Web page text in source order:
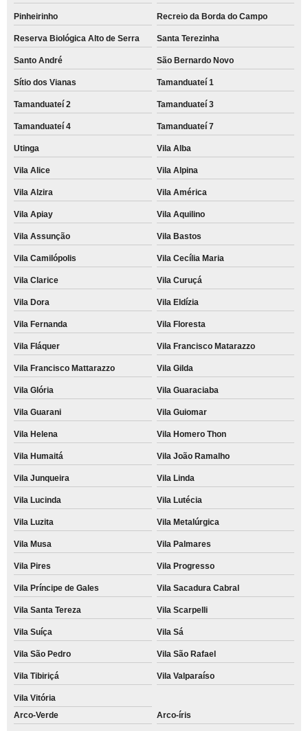
Pinheirinho Recreio da Borda do Campo
Reserva Biológica Alto de Serra Santa Terezinha
Santo André São Bernardo Novo
Sítio dos Vianas Tamanduateí 1
Tamanduateí 2 Tamanduateí 3
Tamanduateí 4 Tamanduateí 7
Utinga Vila Alba
Vila Alice Vila Alpina
Vila Alzira Vila América
Vila Apiay Vila Aquilino
Vila Assunção Vila Bastos
Vila Camilópolis Vila Cecília Maria
Vila Clarice Vila Curuçá
Vila Dora Vila Eldízia
Vila Fernanda Vila Floresta
Vila Fláquer Vila Francisco Matarazzo
Vila Francisco Mattarazzo Vila Gilda
Vila Glória Vila Guaraciaba
Vila Guarani Vila Guiomar
Vila Helena Vila Homero Thon
Vila Humaitá Vila João Ramalho
Vila Junqueira Vila Linda
Vila Lucinda Vila Lutécia
Vila Luzita Vila Metalúrgica
Vila Musa Vila Palmares
Vila Pires Vila Progresso
Vila Príncipe de Gales Vila Sacadura Cabral
Vila Santa Tereza Vila Scarpelli
Vila Suíça Vila Sá
Vila São Pedro Vila São Rafael
Vila Tibiriçá Vila Valparaíso
Vila Vitória
Arco-Verde
Arco-íris